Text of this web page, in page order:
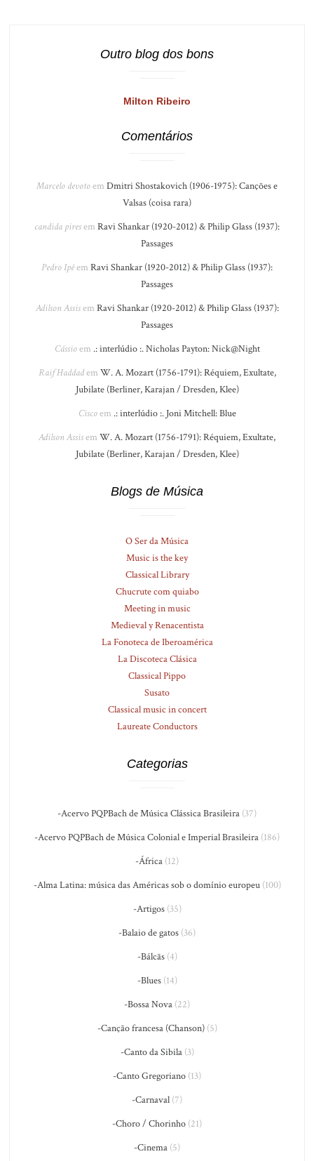
Outro blog dos bons
Milton Ribeiro
Comentários
Marcelo devotoem Dmitri Shostakovich (1906-1975): Canções e
Valsas (coisa rara)
candida piresem Ravi Shankar (1920-2012) & Philip Glass (1937):
Passages
Pedro Ipêem Ravi Shankar (1920-2012) & Philip Glass (1937):
Passages
Adilson Assisem Ravi Shankar (1920-2012) & Philip Glass (1937):
Passages
Cássioem .: interlúdio :. Nicholas Payton: Nick@Night
Raif Haddadem W. A. Mozart (1756-1791): Réquiem, Exultate,
Jubilate (Berliner, Karajan / Dresden, Klee)
Ciscoem .: interlúdio :. Joni Mitchell: Blue
Adilson Assisem W. A. Mozart (1756-1791): Réquiem, Exultate,
Jubilate (Berliner, Karajan / Dresden, Klee)
Blogs de Música
O Ser da Música
Music is the key
Classical Library
Chucrute com quiabo
Meeting in music
Medieval y Renacentista
La Fonoteca de Iberoamérica
La Discoteca Clásica
Classical Pippo
Susato
Classical music in concert
Laureate Conductors
Categorias
-Acervo PQPBach de Música Clássica Brasileira (37)
-Acervo PQPBach de Música Colonial e Imperial Brasileira (186)
-África (12)
-Alma Latina: música das Américas sob o domínio europeu(100)
-Artigos(35)
-Balaio de gatos (36)
-Bálcãs(4)
-Blues(14)
-Bossa Nova (22)
-Canção francesa (Chanson)(5)
-Canto da Sibila(3)
-Canto Gregoriano (13)
-Carnaval (7)
-Choro / Chorinho (21)
-Cinema (5)